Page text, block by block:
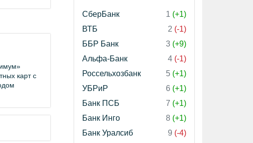
карт с
СберБанк 1 (+1)
ВТБ
2 (-1)
ББР Банк
3 (+9)
Альфа-Банк
4 (-1)
Россельхозбанк
5 (+1)
УБРиР
6 (+1)
Банк ПСБ
7 (+1)
Банк Инго
8 (+1)
Банк Уралсиб
9 (-4)